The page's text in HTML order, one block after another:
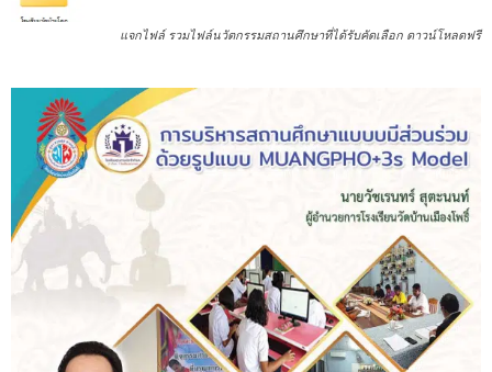
แจกไฟล์ รวมไฟล์นวัตกรรมสถานศึกษาที่ได้รับคัดเลือก ดาวน์โหลดฟรี